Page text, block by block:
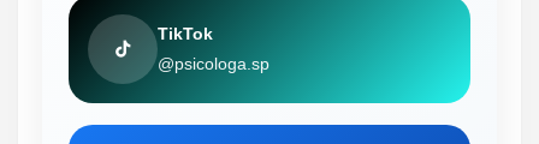
TikTok
@psicologa.sp